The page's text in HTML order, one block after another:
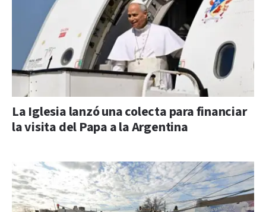
La Iglesia lanzó una colecta para financiar
la visita del Papa a la Argentina